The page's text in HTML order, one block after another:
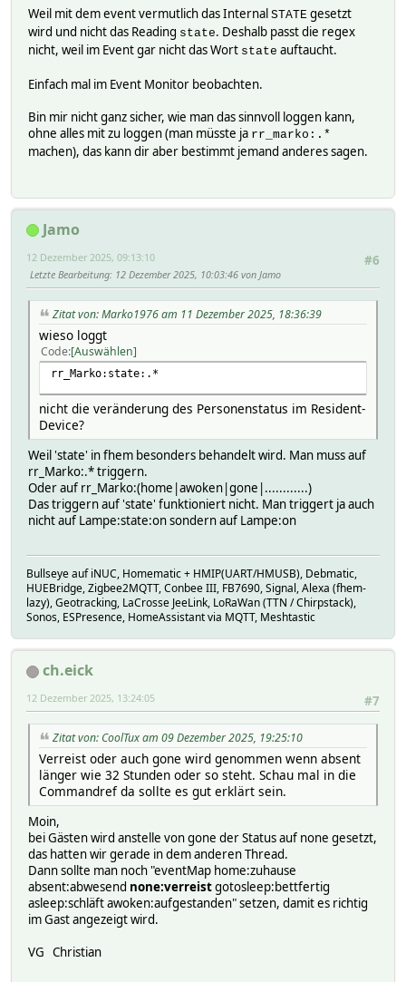
2:
0 set rr_Marion bettfertig
1 {Ansage("Gute Nacht Marion",
2 set rr_Marion schläft
3:
0 set rr_Marion abwesend
4:
helper:
NOTIFYDEV
event state: present,presence: present
sleepdevice set_cmd_2
sleepsubtimer -1
sleeptimer -1
timerdev Galaxy_S25_Ultra_Marion
timerevent state: absent,presence: absent
triggerDev Galaxy_S25_Ultra_Marion
timerevents:
state: absent
presence: absent
timereventsState:
state: absent
triggerEvents:
state: present
triggerEventsState:
state: present
presence: present
internals:
all Galaxy_S25_Ultra_Marion:STATE
1 0
intervalfunc:
localtime:
0 1765314000
perlblock:
readings:
realtime:
0 22:00:00
time:
0 22:00:00
1 10:00:00
timeCond:
1 2
timer:
0 0
1 0
timers:
2 0 1
trigger:
1765314000:
Weil mit dem event vermutlich das Internal STATE gesetzt
wird und nicht das Reading state. Deshalb passt die regex
nicht, weil im Event gar nicht das Wort state auftaucht.
Einfach mal im Event Monitor beobachten.
Bin mir nicht ganz sicher, wie man das sinnvoll loggen kann,
ohne alles mit zu loggen (man müsste ja rr_marko:.*
machen), das kann dir aber bestimmt jemand anderes sagen.
Jamo
#6
12 Dezember 2025, 09:13:10
Letzte Bearbeitung: 12 Dezember 2025, 10:03:46 von Jamo
Zitat von: Marko1976 am 11 Dezember 2025, 18:36:39
wieso loggt
Code Auswählen
rr_Marko:state:.*
nicht die veränderung des Personenstatus im Resident-
Device?
Weil 'state' in fhem besonders behandelt wird. Man muss auf
rr_Marko:.* triggern.
Oder auf rr_Marko:(home|awoken|gone|............)
Das triggern auf 'state' funktioniert nicht. Man triggert ja auch
nicht auf Lampe:state:on sondern auf Lampe:on
Bullseye auf iNUC, Homematic + HMIP(UART/HMUSB), Debmatic,
HUEBridge, Zigbee2MQTT, Conbee III, FB7690, Signal, Alexa (fhem-
lazy), Geotracking, LaCrosse JeeLink, LoRaWan (TTN / Chirpstack),
Sonos, ESPresence, HomeAssistant via MQTT, Meshtastic
ch.eick
#7
12 Dezember 2025, 13:24:05
Zitat von: CoolTux am 09 Dezember 2025, 19:25:10
Verreist oder auch gone wird genommen wenn absent
länger wie 32 Stunden oder so steht. Schau mal in die
Commandref da sollte es gut erklärt sein.
Moin,
bei Gästen wird anstelle von gone der Status auf none gesetzt,
das hatten wir gerade in dem anderen Thread.
Dann sollte man noch "eventMap home:zuhause
absent:abwesend none:verreistgotosleep:bettfertig
asleep:schläft awoken:aufgestanden" setzen, damit es richtig
im Gast angezeigt wird.
VG Christian